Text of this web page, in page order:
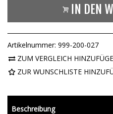
IN DEN
Artikelnummer: 999-200-027
ZUM VERGLEICH
ZUR WUNSCHLISTE
Beschreibung